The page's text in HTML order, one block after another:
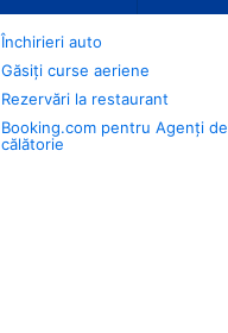
Închirieri auto
Găsiți curse aeriene
Rezervări la restaurant
Booking.com pentru Agenți de
călătorie